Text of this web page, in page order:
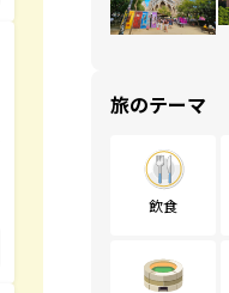
旅のテーマ
飲食